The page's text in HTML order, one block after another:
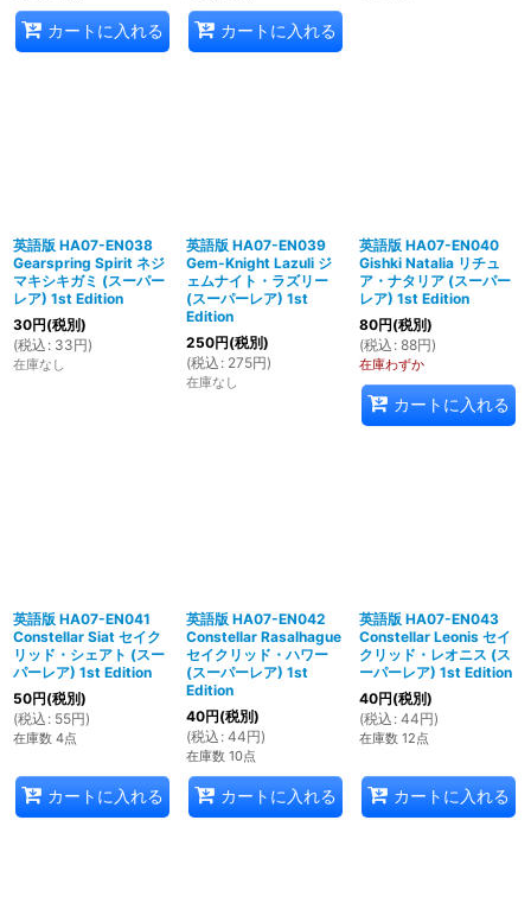
カートに入れる カートに入れる
英語版 HA07-EN038
Gearspring Spirit ネジ
マキシキガミ (スーパー
レア) 1st Edition
30円(税別)
(税込 : 33円)
在庫なし
英語版 HA07-EN039
Gem-Knight Lazuli ジ
ェムナイト・ラズリー
(スーパーレア) 1st
Edition
250円(税別)
(税込 : 275円)
在庫なし
英語版 HA07-EN040
Gishki Natalia リチュ
ア・ナタリア (スーパー
レア) 1st Edition
80円(税別)
(税込 : 88円)
在庫わずか
カートに入れる
英語版 HA07-EN041
Constellar Siat セイク
リッド・シェアト (スー
パーレア) 1st Edition
50円(税別)
(税込 : 55円)
在庫数 4点
カートに入れる
英語版 HA07-EN042
Constellar Rasalhague
セイクリッド・ハワー
(スーパーレア) 1st
Edition
40円(税別)
(税込 : 44円)
在庫数 10点
カートに入れる
英語版 HA07-EN043
Constellar Leonis セイ
クリッド・レオニス (ス
ーパーレア) 1st Edition
40円(税別)
(税込 : 44円)
在庫数 12点
カートに入れる